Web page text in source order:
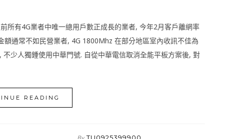
所有4G業者中唯一總用戶數正成長的業者, 今年2月客戶離網率
通常不如民營業者, 4G 1800Mhz 在部分地區室內收訊不佳為
少人獨鍾使用中華門號. 自從中華電信取消全能平板方案後, 對
READING